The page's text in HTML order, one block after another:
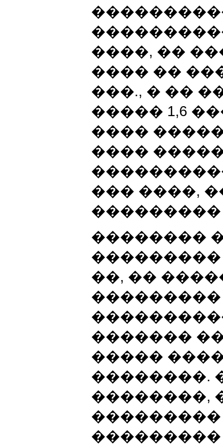
����, ��
���� ��
���., � ��
����� 1,6
����
����
��� ����,
���������
��������
��, ��
�������
�����
��������.
��������,